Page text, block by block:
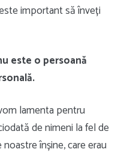
important să înveți
este o persoană
lamenta pentru
de nimeni la fel de
înșine, care erau